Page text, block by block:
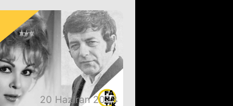
20 Haziran 2023